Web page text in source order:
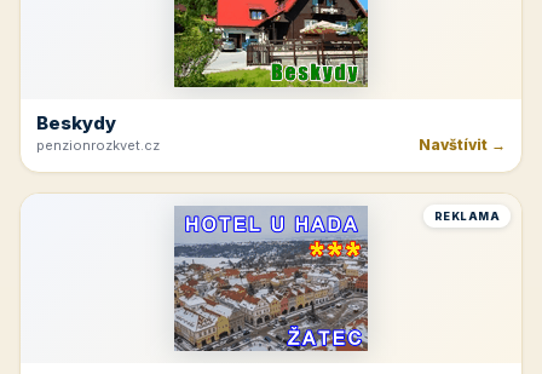
Beskydy
penzionrozkvet.cz Navštívit →
REKLAMA